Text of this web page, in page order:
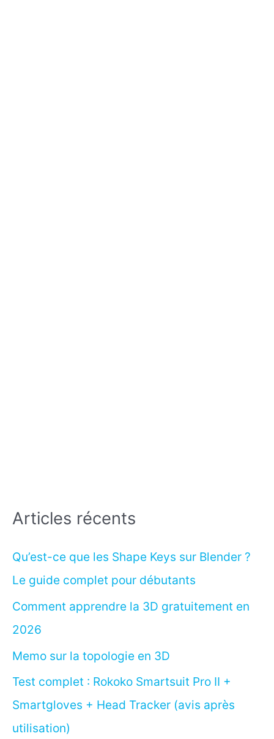
Articles récents
Qu’est-ce que les Shape Keys sur Blender ?
Le guide complet pour débutants
Comment apprendre la 3D gratuitement en
2026
Memo sur la topologie en 3D
Test complet : Rokoko Smartsuit Pro II +
Smartgloves + Head Tracker (avis après
utilisation)